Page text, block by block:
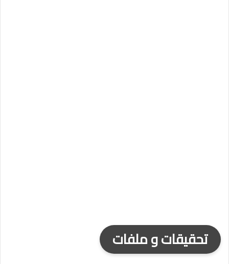
تحقيقات و ملفات